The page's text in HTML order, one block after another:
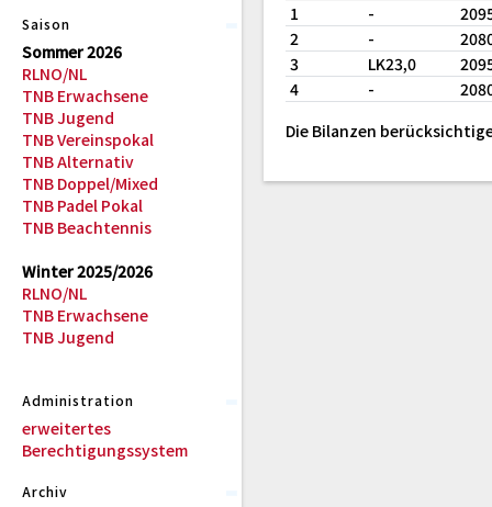
Saison
Sommer 2026
RLNO/NL
TNB Erwachsene
TNB Jugend
TNB Vereinspokal
TNB Alternativ
TNB Doppel/Mixed
TNB Padel Pokal
TNB Beachtennis
Winter 2025/2026
RLNO/NL
TNB Erwachsene
TNB Jugend
Administration
erweitertes
Berechtigungssystem
Archiv
1
-
2
-
3
LK23,0
4
-
Die Bilanzen